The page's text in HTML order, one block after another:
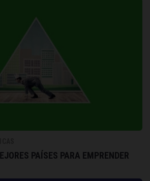
PAÍSES PARA EMPRENDER